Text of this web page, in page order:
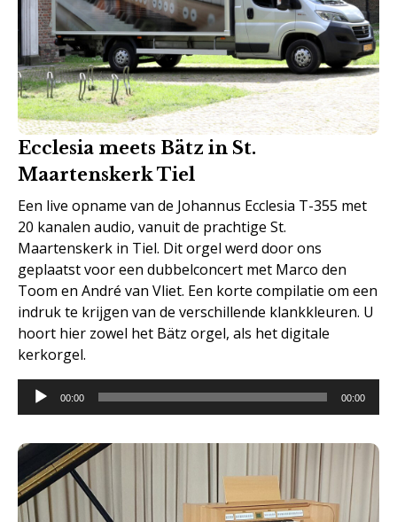
Ecclesia meets Bätz in St.
Maartenskerk Tiel
Een live opname van de Johannus Ecclesia T-355 met
20 kanalen audio, vanuit de prachtige St.
Maartenskerk in Tiel. Dit orgel werd door ons
geplaatst voor een dubbelconcert met Marco den
Toom en André van Vliet. Een korte compilatie om een
indruk te krijgen van de verschillende klankkleuren. U
hoort hier zowel het Bätz orgel, als het digitale
kerkorgel.
Audiospeler
00:00 00:00